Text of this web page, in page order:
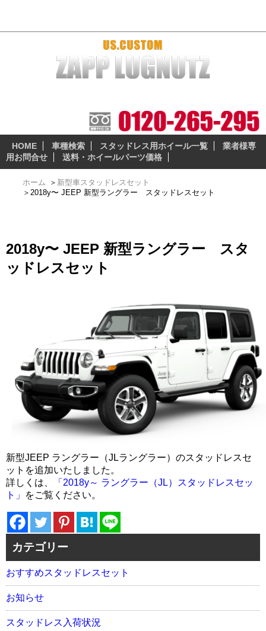
HOME 車種検索 スタッドレス用ホイール一覧
業者様専
用お問合せ
送料・ホイールパーツ価格
ホーム ＞ 新型車スタッドレスセット
＞ 2018y〜 JEEP 新型ラングラー スタッドレスセット
2018y〜 JEEP 新型ラングラー スタ
ッドレスセット
新型JEEP ラングラー（JLラングラー）のスタッドレスセ
ットを追加いたしました。
詳しくは、
「2018y～ ラングラー（JL）スタッドレスセッ
ト」
をご覧ください。
カテゴリー
おすすめスタッドレスセット
お知らせ
スタッドレス入荷状況